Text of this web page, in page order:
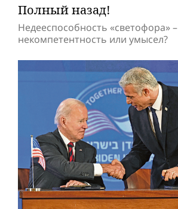
Полный назад!
Недееспособность «светофора» –
некомпетентность или умысел?